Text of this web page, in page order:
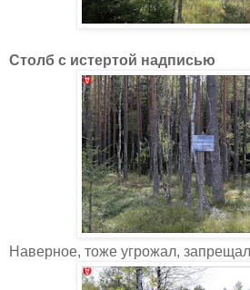
Столб с истертой надписью
Наверное, тоже угрожал,